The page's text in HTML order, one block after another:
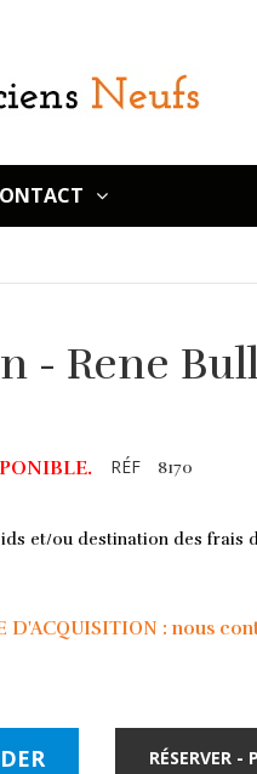
- Rene
RÉF 8170
et/ou destination des frais
D'ACQUISITION : nous
RÉSERVER -